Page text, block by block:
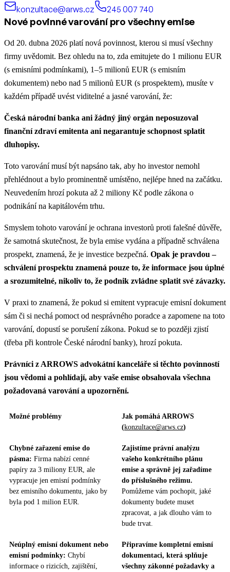
konzultace@arws.cz
245 007 740
Nové povinné varování pro všechny emise
Od 20. dubna 2026 platí nová povinnost, kterou si musí všechny
firmy uvědomit. Bez ohledu na to, zda emitujete do 1 milionu EUR
(s emisními podmínkami), 1–5 milionů EUR (s emisním
dokumentem) nebo nad 5 milionů EUR (s prospektem), musíte v
každém případě uvést viditelné a jasné varování, že:
Česká národní banka ani žádný jiný orgán neposuzoval
finanční zdraví emitenta ani negarantuje schopnost splatit
dluhopisy.
Toto varování musí být napsáno tak, aby ho investor nemohl
přehlédnout a bylo prominentně umístěno, nejlépe hned na začátku.
Neuvedením hrozí pokuta až 2 miliony Kč podle zákona o
podnikání na kapitálovém trhu.
Smyslem tohoto varování je ochrana investorů proti falešné důvěře,
že samotná skutečnost, že byla emise vydána a případně schválena
prospekt, znamená, že je investice bezpečná. Opak je pravdou –
schválení prospektu znamená pouze to, že informace jsou úplné
a srozumitelné, nikoliv to, že podnik zvládne splatit své závazky.
V praxi to znamená, že pokud si emitent vypracuje emisní dokument
sám či si nechá pomoct od nesprávného poradce a zapomene na toto
varování, dopustí se porušení zákona. Pokud se to později zjistí
(třeba při kontrole České národní banky), hrozí pokuta.
Právníci z ARROWS advokátní kanceláře si těchto povinností
jsou vědomi a pohlídají, aby vaše emise obsahovala všechna
požadovaná varování a upozornění.
Možné problémy
Jak pomáhá ARROWS
(konzultace@arws.cz)
Chybné zařazení emise do
pásma: Firma nabízí cenné
papíry za 3 miliony EUR, ale
vypracuje jen emisní podmínky
bez emisního dokumentu, jako by
byla pod 1 milion EUR.
Zajistíme právní analýzu
vašeho konkrétního plánu
emise a správně jej zařadíme
do příslušného režimu.
Pomůžeme vám pochopit, jaké
dokumenty budete muset
zpracovat, a jak dlouho vám to
bude trvat.
Neúplný emisní dokument nebo
emisní podmínky: Chybí
informace o rizicích, zajištění,
Připravíme kompletní emisní
dokumentaci, která splňuje
všechny zákonné požadavky a